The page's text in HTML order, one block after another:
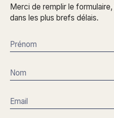
Merci de remplir le
dans les plus brefs délais.
Prénom
Nom
Email